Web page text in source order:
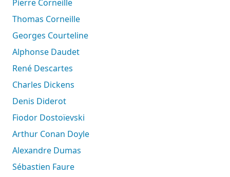
Pierre Corneille
Thomas Corneille
Georges Courteline
Alphonse Daudet
René Descartes
Charles Dickens
Denis Diderot
Fiodor Dostoïevski
Arthur Conan Doyle
Alexandre Dumas
Sébastien Faure